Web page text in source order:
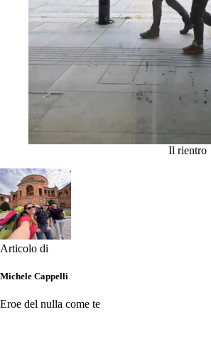
Il rientro
Articolo di
Michele Cappelli
Eroe del nulla come te